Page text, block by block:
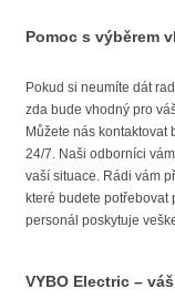
Pomoc s výběrem
Pokud si neumíte dát
zda bude vhodný pro
Můžete nás kontaktovat
24/7. Naši odborníci
vaší situace. Rádi vám
které budete potřebovat
personál poskytuje
VYBO Electric –